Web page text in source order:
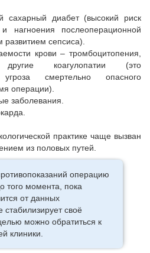
сахарный диабет (высокий риск
нагноения послеоперационной
сепсиса).
крови – тромбоцитопения,
коагулопатии (это
угроза смертельно опасного
операции).
заболевания.
практике чаще вызван
из половых путей.
операцию
того момента, пока
от данных
стабилизирует своё
можно обратиться к
клиники.